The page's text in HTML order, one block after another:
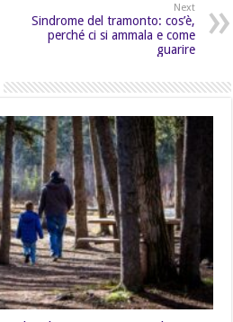
Next
Sindrome del tramonto: cos’è,
perché ci si ammala e come
guarire